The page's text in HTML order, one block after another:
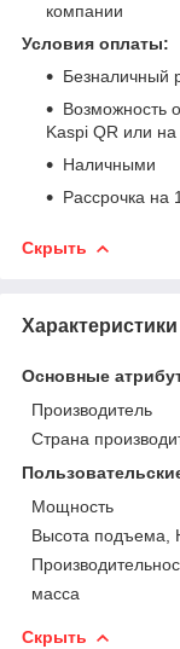
компании
Условия оплаты:
Безналичный
Возможность
Kaspi QR или
Наличными
Рассрочка на
Скрыть
Характеристики
Основные
Производитель
Страна
Мощность
Высота подъема,
масса
Скрыть